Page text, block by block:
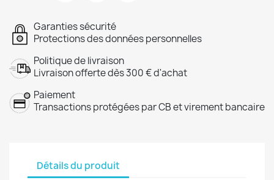
Garanties sécurité
Protections des données personnelles
Politique de livraison
Livraison offerte dès 300 € d'achat
Paiement
Transactions protégées par CB et virement bancaire
Détails du produit